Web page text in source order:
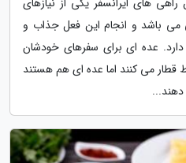
می باشد و انجام این فعل جذاب و
عده ای برای سفرهای خودشان
قطار می کنند اما عده ای هم هستند